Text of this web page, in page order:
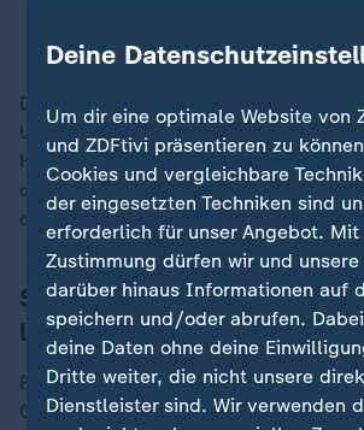
Dass sein Team später sogar den
UEFA Europa League schaffte, sei
Highlight" in seiner Karriere gewesen.
dankbar, dass ich diesen
der Mannschaft erleben durfte."
Stuttgarts Sturm kann sich
lassen
Für den VfB ergab sich dann im
Gelegenheit, sich die Dienste eines
Deine
Um dir eine optimale Website von
und ZDFtivi präsentieren zu
Cookies und vergleichbare
der eingesetzten Techniken sind
erforderlich für unser Angebot. Mit
Zustimmung dürfen wir und
darüber hinaus Informationen auf
speichern und/oder abrufen.
deine Daten ohne deine
Dritte weiter, die nicht unsere
Dienstleister sind. Wir verwenden